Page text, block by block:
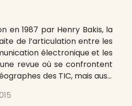
en 1987 par Henry Bakis, la
de l’articulation entre les
électronique et les
revue où se confrontent
des TIC, mais aussi
sciences humaines